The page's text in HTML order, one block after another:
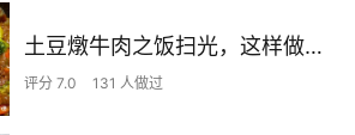
土豆燉牛肉之饭扫光，这样做也太香了吧，还没出锅已是浓香四溢了
评分 7.0 131 人做过